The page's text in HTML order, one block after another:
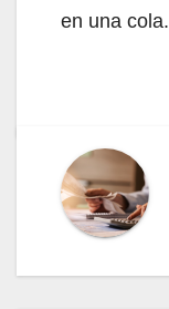
en una cola.